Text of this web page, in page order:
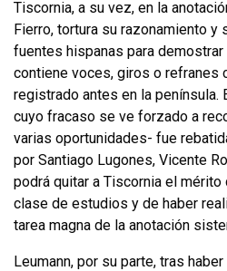
Tiscornia, a su vez, en la
Fierro, tortura su razonamiento y
fuentes hispanas para
contiene voces, giros o refranes
registrado antes en la
cuyo fracaso se ve forzado a
varias oportunidades- fue
por Santiago Lugones, Vicente
podrá quitar a Tiscornia el
clase de estudios y de haber
tarea magna de la anotación
Leumann, por su parte, tras